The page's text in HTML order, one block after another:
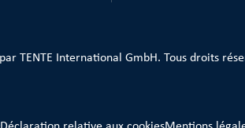
TENTE International GmbH. Tous droits